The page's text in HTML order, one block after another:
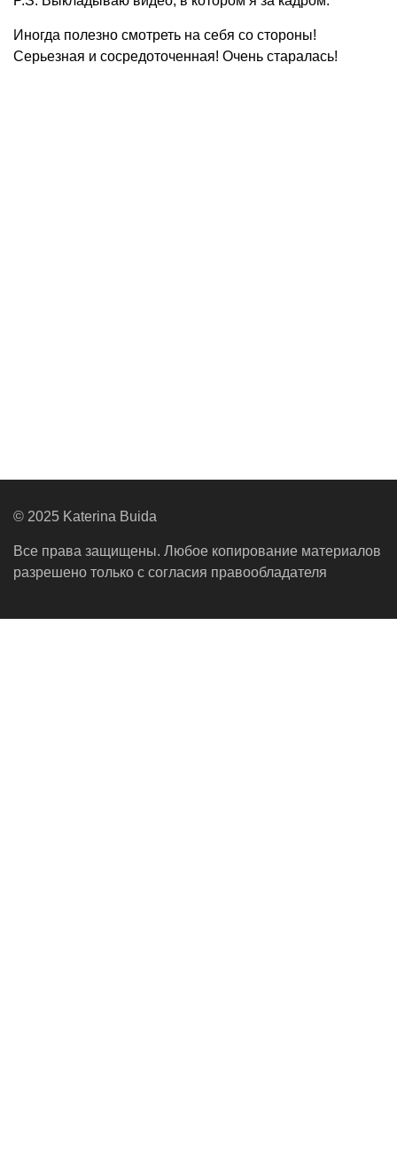
Иногда полезно смотреть на себя со стороны!
Серьезная и сосредоточенная! Очень старалась!
© 2025 Katerina Buida
Все права защищены. Любое копирование материалов
разрешено только с согласия правообладателя